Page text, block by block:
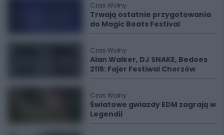
Czas Wolny
Trwają ostatnie przygotowania
do Magic Beats Festival
Czas Wolny
Alan Walker, DJ SNAKE, Bedoes
2115: Fajer Festiwal Chorzów
Czas Wolny
Światowe gwiazdy EDM zagrają w
Legendii